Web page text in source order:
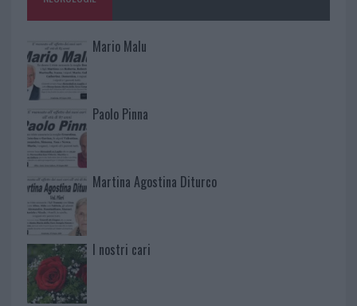
Mario Malu
Paolo Pinna
Martina Agostina Diturco
I nostri cari